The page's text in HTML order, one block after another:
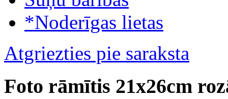
*Noderīgas lietas
Atgriezties pie saraksta
Foto rāmītis 21x26cm